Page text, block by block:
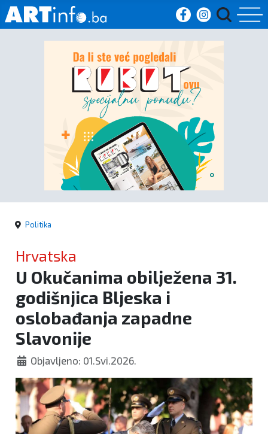
Početna
Kultura
kronika
Politika
Zanimljivosti
Politika
Hrvatska
U Okučanima obilježena 31.
godišnjica Bljeska i
oslobađanja zapadne
Slavonije
Objavljeno: 01.Svi.2026.